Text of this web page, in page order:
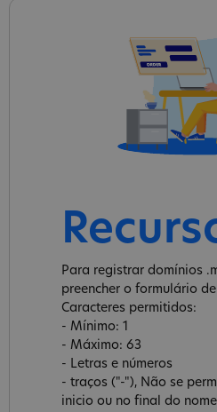
Para registrar domínios
preencher o formulário
Caracteres permitidos:
- Mínimo: 1
- Máximo: 63
- Letras e números
- traços ("-"), Não se
inicio ou no final do